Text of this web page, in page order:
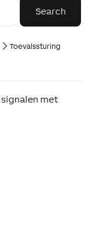
Toevalssturing
met